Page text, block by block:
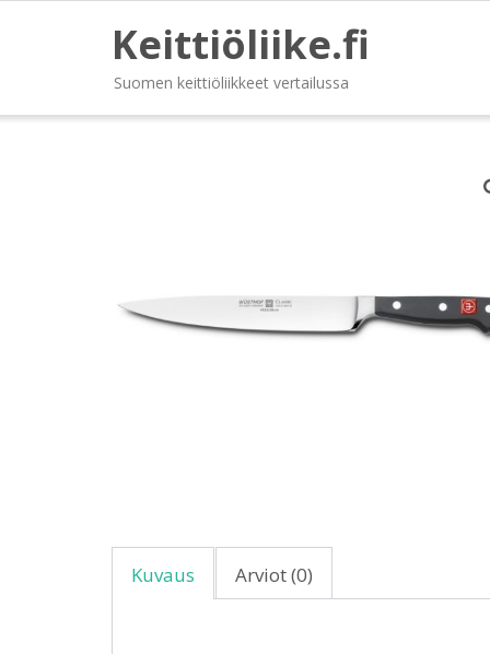
Keittiöliike.fi
Suomen keittiöliikkeet vertailussa
Kuvaus Arviot (0)